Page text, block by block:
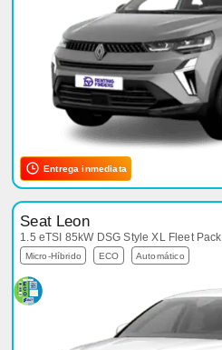
Entrega inmediata
Seat Leon
1.5 eTSI 85kW DSG Style XL Fleet Pack
Micro-Híbrido ECO Automático